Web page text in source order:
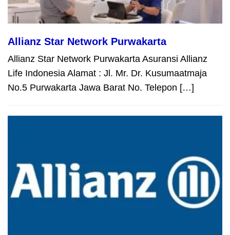
Allianz Star Network Purwakarta
Allianz Star Network Purwakarta Asuransi Allianz
Life Indonesia Alamat : Jl. Mr. Dr. Kusumaatmaja
No.5 Purwakarta Jawa Barat No. Telepon […]